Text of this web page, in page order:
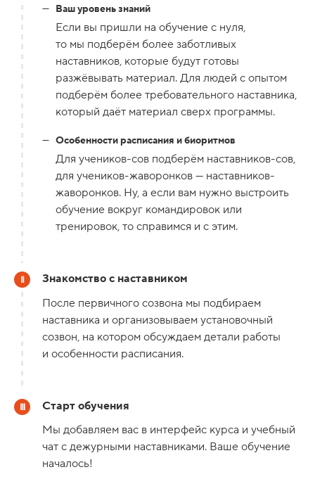
Ваш уровень знаний
Если вы пришли на обучение с нуля,
то мы подберём более заботливых
наставников, которые будут готовы
разжёвывать материал. Для людей с опытом
подберём более требовательного наставника,
который даёт материал сверх программы.
Особенности расписания и биоритмов
Для учеников-сов подберём наставников-сов,
для учеников-жаворонков — наставников-
жаворонков. Ну, а если вам нужно выстроить
обучение вокруг командировок или
тренировок, то справимся и с этим.
Знакомство с наставником
После первичного созвона мы подбираем
наставника и организовываем установочный
созвон, на котором обсуждаем детали работы
и особенности расписания.
Старт обучения
Мы добавляем вас в интерфейс курса и учебный
чат с дежурными наставниками. Ваше обучение
началось!